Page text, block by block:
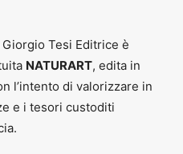
Tesi Editrice è
NATURART, edita in
l’intento di valorizzare in
e i tesori custoditi